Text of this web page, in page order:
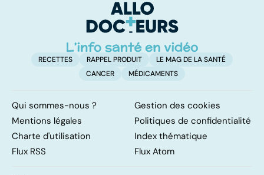
hyperactivité
également
touché
RECETTES RAPPEL PRODUIT
LE MAG DE LA SANTÉ
CANCER
MÉDICAMENTS
Qui sommes-nous ?
Gestion des cookies
Mentions légales
Politiques de confidentialité
Charte d'utilisation
Index thématique
Flux RSS
Flux Atom